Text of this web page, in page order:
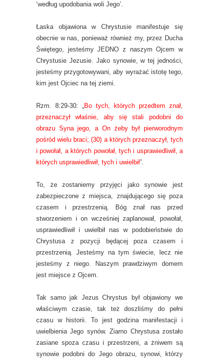
‘według upodobania woli Jego’.
Łaska objawiona w Chrystusie manifestuje się
obecnie w nas, ponieważ również my, przez Ducha
Świętego, jesteśmy JEDNO z naszym Ojcem w
Chrystusie Jezusie. Jako synowie, w tej jedności,
jesteśmy przygotowywani, aby wyrażać istotę tego,
kim jest Ojciec na tej ziemi.
Rzm. 8:29-30: „Bo tych, których przedtem znał,
przeznaczył właśnie, aby się stali podobni do
obrazu Syna jego, a On żeby był pierworodnym
pośród wielu braci; (30) a których przeznaczył, tych
i powołał, a których powołał, tych i usprawiedliwił, a
których usprawiedliwił, tych i uwielbił”.
To, że zostaniemy przyjęci jako synowie jest
zabezpieczone z miejsca, znajdującego się poza
czasem i przestrzenią. Bóg znał nas przed
stworzeniem i on wcześniej zaplanował, powołał,
usprawiedliwił i uwielbił nas w podobieństwie do
Chrystusa z pozycji będącej poza czasem i
przestrzenią. Jesteśmy na tym świecie, lecz nie
jesteśmy z niego. Naszym prawdziwym domem
jest miejsce z Ojcem.
Tak samo jak Jezus Chrystus był objawiony we
właściwym czasie, tak też doszliśmy do pełni
czasu w historii. To jest godzina manifestacji i
uwielbienia Jego synów. Ziarno Chrystusa zostało
zasiane spoza czasu i przestrzeni, a żniwem są
synowie podobni do Jego obrazu, synowi, którzy